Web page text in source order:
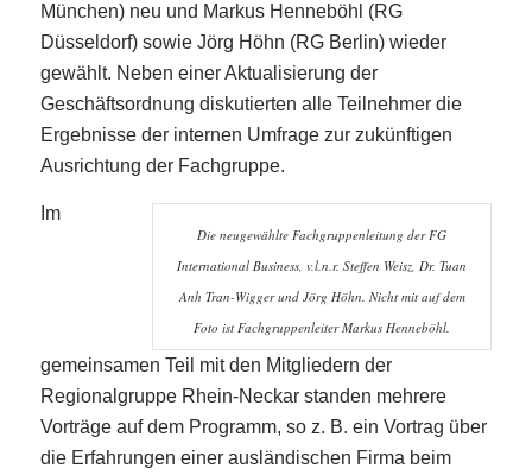
München) neu und Markus Henneböhl (RG
Düsseldorf) sowie Jörg Höhn (RG Berlin) wieder
gewählt. Neben einer Aktualisierung der
Geschäftsordnung diskutierten alle Teilnehmer die
Ergebnisse der internen Umfrage zur zukünftigen
Ausrichtung der Fachgruppe.
Die neugewählte Fachgruppenleitung der FG
International Business, v.l.n.r. Steffen Weisz, Dr. Tuan
Anh Tran-Wigger und Jörg Höhn. Nicht mit auf dem
Foto ist Fachgruppenleiter Markus Henneböhl.
Im
gemeinsamen Teil mit den Mitgliedern der
Regionalgruppe Rhein-Neckar standen mehrere
Vorträge auf dem Programm, so z. B. ein Vortrag über
die Erfahrungen einer ausländischen Firma beim